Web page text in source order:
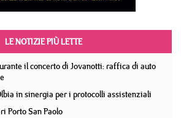
LE NOTIZIE PIÙ LETTE
il concerto di Jovanotti: raffica di auto
in sinergia per i protocolli assistenziali
Porto San Paolo